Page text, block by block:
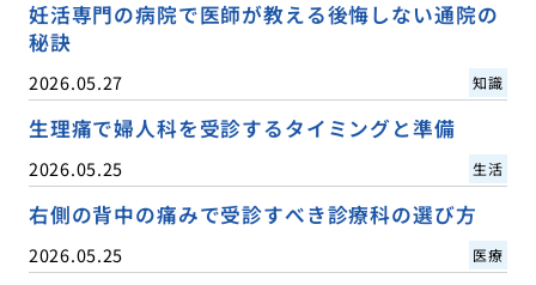
妊活専門の病院で医師が教える後悔しない通院の
秘訣
2026.05.27 知識
生理痛で婦人科を受診するタイミングと準備
2026.05.25 生活
右側の背中の痛みで受診すべき診療科の選び方
2026.05.25 医療